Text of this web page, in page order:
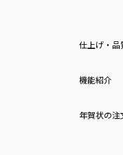
仕上げ・品
機能紹介
年賀状の注